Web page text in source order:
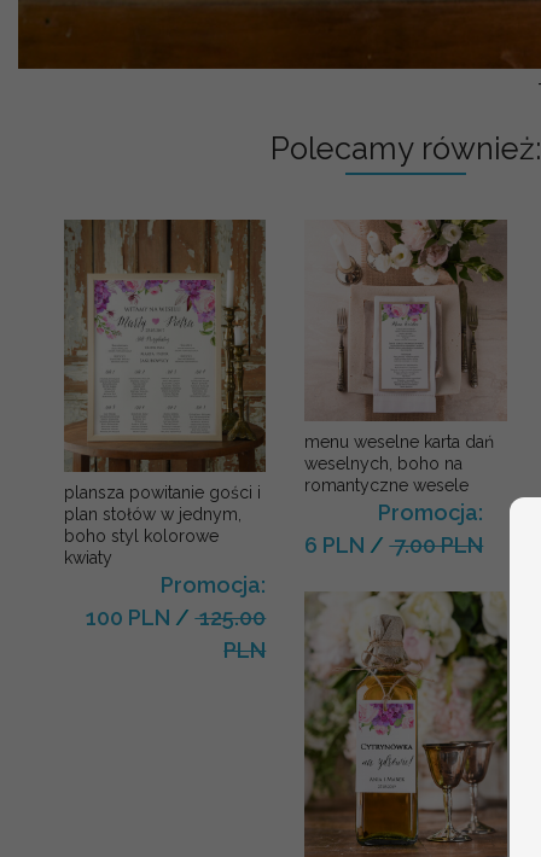
Polecamy również:
plansza powitanie gości i
plan stołów w jednym,
boho styl kolorowe
kwiaty
Promocja:
100 PLN /125.00
PLN
menu weselne karta dań
weselnych, boho na
romantyczne wesele
Promocja:
6 PLN /7.00 PLN